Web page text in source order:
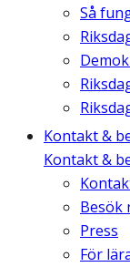
Så
Kontakt &
Kontakt &
Besök
Press
För